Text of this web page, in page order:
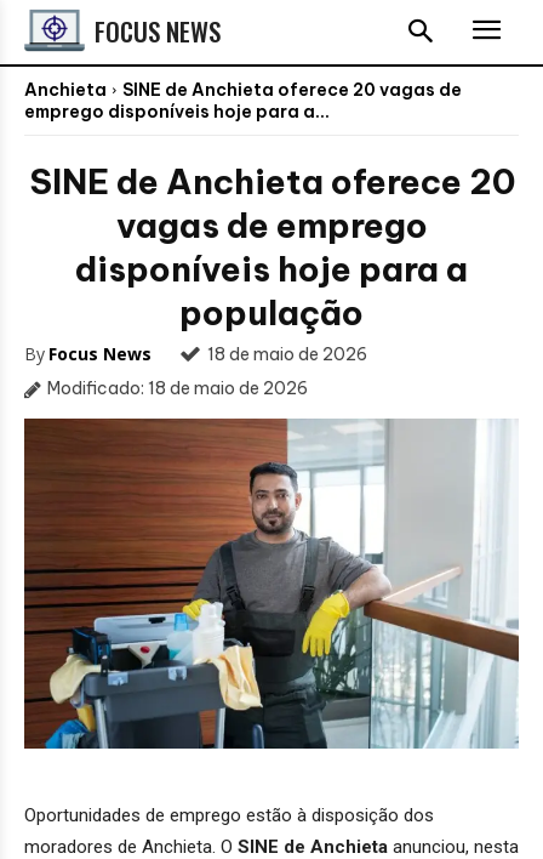
FOCUS NEWS
Anchieta
SINE de Anchieta oferece 20 vagas de
emprego disponíveis hoje para a...
SINE de Anchieta oferece 20
vagas de emprego
disponíveis hoje para a
população
By Focus News
18 de maio de 2026
Modificado: 18 de maio de 2026
Oportunidades de emprego estão à disposição dos
moradores de Anchieta. O SINE de Anchieta anunciou, nesta